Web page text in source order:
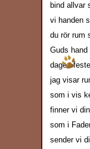
bind allvar
vi handen
du rör rum
Guds
dagen
jag visar
som i vis
finner vi
som i
sender vi